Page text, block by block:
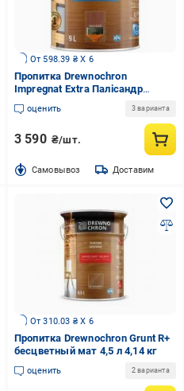
От 598.39 ₴ X 6
Пропитка Drewnochron
Impregnat Extra Палісандр
середній полумат 9 л 9,43 кг
оценить 3 варианта
3 590 ₴/шт.
Cамовывоз Доставим
От 310.03 ₴ X 6
Пропитка Drewnochron Grunt R+
бесцветный мат 4,5 л 4,14 кг
оценить 2 варианта